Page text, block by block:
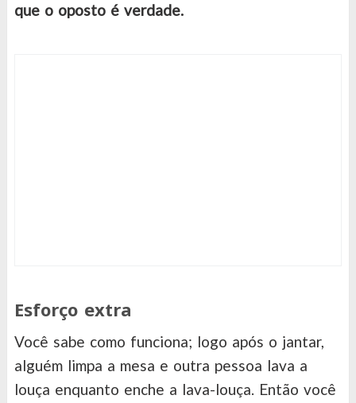
que o oposto é verdade.
Esforço extra
Você sabe como funciona; logo após o jantar,
alguém limpa a mesa e outra pessoa lava a
louça enquanto enche a lava-louça. Então você